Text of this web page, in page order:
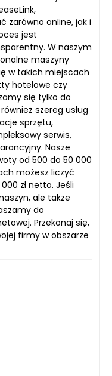
zarówno online, jak i
jest
W naszym
maszyny
w takich miejscach
hotelowe czy
się tylko do
szereg usług
sprzętu,
serwis,
Nasze
od 500 do 50 000
możesz liczyć
zł netto. Jeśli
ale także
do
Przekonaj się,
firmy w obszarze